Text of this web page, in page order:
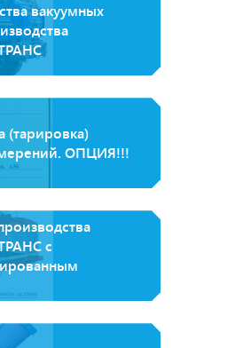
вакуумных
(тарировка)
ОПЦИЯ!!!
с